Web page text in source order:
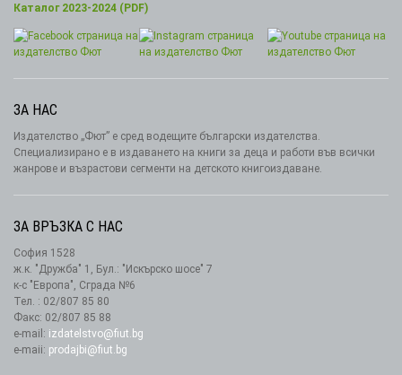
Каталог 2023-2024 (PDF)
ЗА НАС
Издателство „Фют” е сред водещите български издателства.
Специализирано е в издаването на книги за деца и работи във всички
жанрове и възрастови сегменти на детското книгоиздаване.
ЗА ВРЪЗКА С НАС
София 1528
ж.к. "Дружба" 1, Бул.: "Искърско шосе" 7
к-с "Европа", Сграда №6
Тел. : 02/807 85 80
Факс: 02/807 85 88
e-mail: izdatelstvo@fiut.bg
e-maii: prodajbi@fiut.bg